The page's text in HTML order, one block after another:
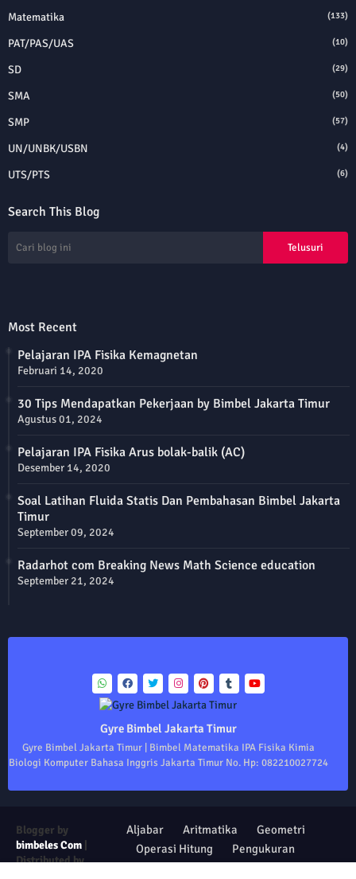
Matematika (133)
PAT/PAS/UAS (10)
SD (29)
SMA (50)
SMP (57)
UN/UNBK/USBN (4)
UTS/PTS (6)
Search This Blog
Most Recent
Pelajaran IPA Fisika Kemagnetan
Februari 14, 2020
30 Tips Mendapatkan Pekerjaan by Bimbel Jakarta Timur
Agustus 01, 2024
Pelajaran IPA Fisika Arus bolak-balik (AC)
Desember 14, 2020
Soal Latihan Fluida Statis Dan Pembahasan Bimbel Jakarta
Timur
September 09, 2024
Radarhot com Breaking News Math Science education
September 21, 2024
Gyre Bimbel Jakarta Timur
Gyre Bimbel Jakarta Timur | Bimbel Matematika IPA Fisika Kimia
Biologi Komputer Bahasa Inggris Jakarta Timur No. Hp: 082210027724
Blogger by
bimbeles Com
Distributed by
Aljabar Aritmatika
Geometri
Operasi Hitung
Pengukuran